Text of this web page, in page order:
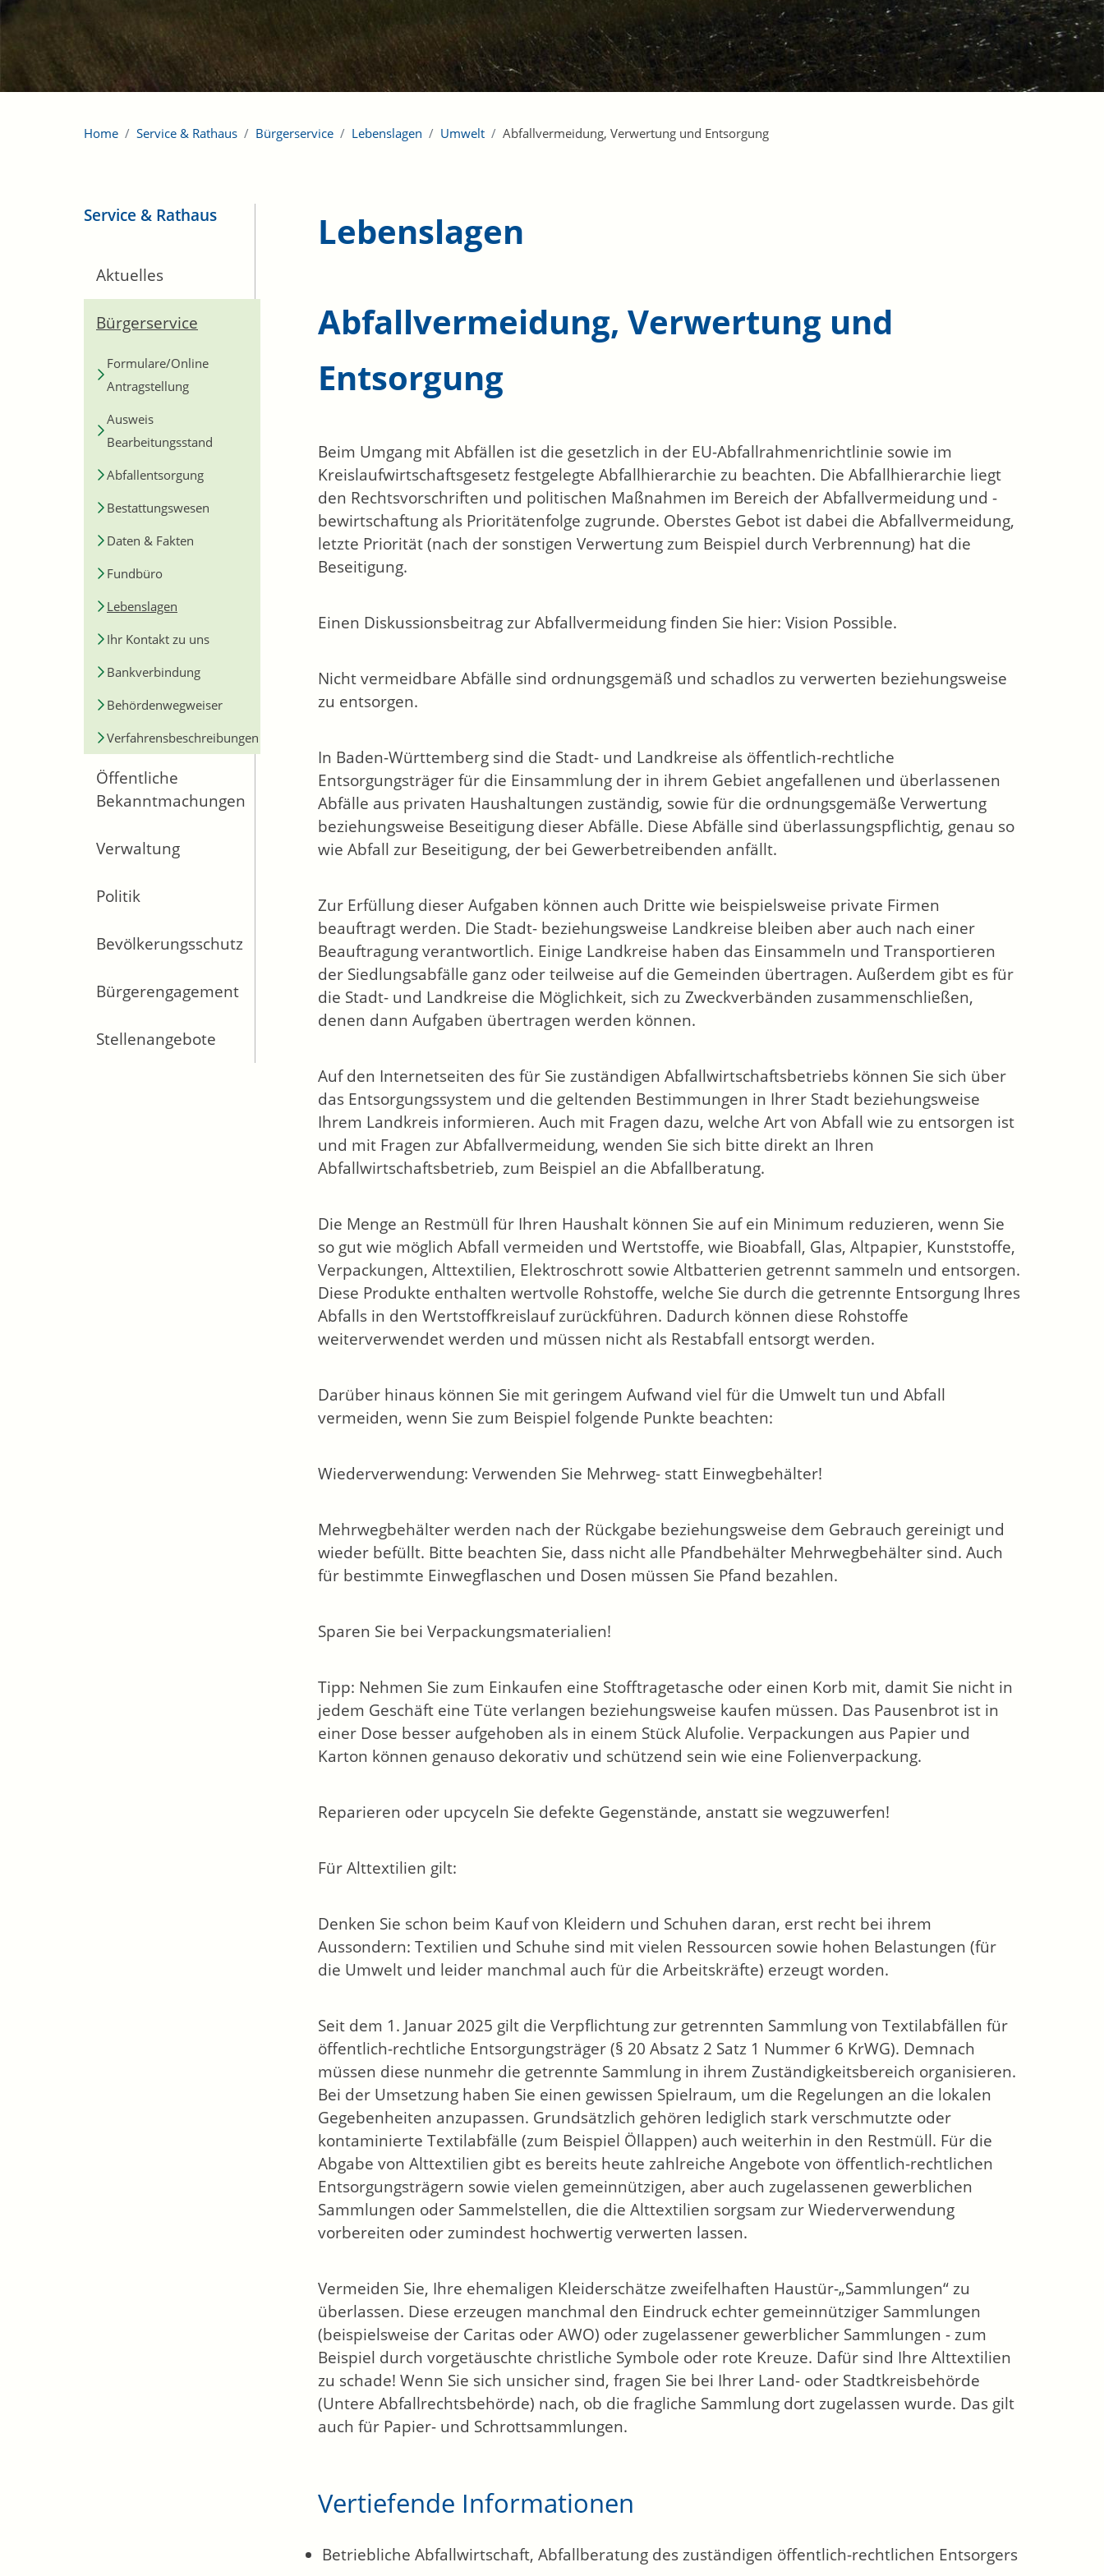
Home Service & Rathaus Bürgerservice Lebenslagen Umwelt Abfallvermeidung, Verwertung und Entsorgung
Service & Rathaus
Aktuelles
Bürgerservice
Formulare/Online
Antragstellung
Ausweis
Bearbeitungsstand
Abfallentsorgung
Bestattungswesen
Daten & Fakten
Fundbüro
Lebenslagen
Ihr Kontakt zu uns
Bankverbindung
Behördenwegweiser
Verfahrensbeschreibungen
Öffentliche
Bekanntmachungen
Verwaltung
Politik
Bevölkerungsschutz
Bürgerengagement
Stellenangebote
Lebenslagen
Abfallvermeidung, Verwertung und
Entsorgung
Beim Umgang mit Abfällen ist die gesetzlich in der EU-Abfallrahmenrichtlinie sowie im
Kreislaufwirtschaftsgesetz festgelegte Abfallhierarchie zu beachten. Die Abfallhierarchie liegt
den Rechtsvorschriften und politischen Maßnahmen im Bereich der Abfallvermeidung und -
bewirtschaftung als Prioritätenfolge zugrunde. Oberstes Gebot ist dabei die Abfallvermeidung,
letzte Priorität (nach der sonstigen Verwertung zum Beispiel durch Verbrennung) hat die
Beseitigung.
Einen Diskussionsbeitrag zur Abfallvermeidung finden Sie hier: Vision Possible.
Nicht vermeidbare Abfälle sind ordnungsgemäß und schadlos zu verwerten beziehungsweise
zu entsorgen.
In Baden-Württemberg sind die Stadt- und Landkreise als öffentlich-rechtliche
Entsorgungsträger für die Einsammlung der in ihrem Gebiet angefallenen und überlassenen
Abfälle aus privaten Haushaltungen zuständig, sowie für die ordnungsgemäße Verwertung
beziehungsweise Beseitigung dieser Abfälle. Diese Abfälle sind überlassungspflichtig, genau so
wie Abfall zur Beseitigung, der bei Gewerbetreibenden anfällt.
Zur Erfüllung dieser Aufgaben können auch Dritte wie beispielsweise private Firmen
beauftragt werden. Die Stadt- beziehungsweise Landkreise bleiben aber auch nach einer
Beauftragung verantwortlich. Einige Land­kreise haben das Einsammeln und Transportieren
der Siedlungsabfälle ganz oder teilweise auf die Gemeinden übertragen. Außerdem gibt es für
die Stadt- und Landkreise die Möglichkeit, sich zu Zweckverbänden zusammenschließen,
denen dann Aufgaben übertragen werden können.
Auf den Internetseiten des für Sie zuständigen Abfallwirtschaftsbetriebs können Sie sich über
das Entsorgungssystem und die geltenden Bestimmungen in Ihrer Stadt beziehungsweise
Ihrem Landkreis informieren. Auch mit Fragen dazu, welche Art von Abfall wie zu entsorgen ist
und mit Fragen zur Abfallvermeidung, wenden Sie sich bitte direkt an Ihren
Abfallwirtschaftsbetrieb, zum Beispiel an die Abfallberatung.
Die Menge an Restmüll für Ihren Haushalt können Sie auf ein Minimum reduzieren, wenn Sie
so gut wie möglich Abfall vermeiden und Wertstoffe, wie Bioabfall, Glas, Altpapier, Kunststoffe,
Verpackungen, Alttextilien, Elektroschrott sowie Altbatterien getrennt sammeln und entsorgen.
Diese Produkte enthalten wertvolle Rohstoffe, welche Sie durch die getrennte Entsorgung Ihres
Abfalls in den Wertstoffkreislauf zurückführen. Dadurch können diese Rohstoffe
weiterverwendet werden und müssen nicht als Restabfall entsorgt werden.
Darüber hinaus können Sie mit geringem Aufwand viel für die Umwelt tun und Abfall
vermeiden, wenn Sie zum Beispiel folgende Punkte beachten:
Wiederverwendung: Verwenden Sie Mehrweg- statt Einwegbehälter!
Mehrwegbehälter werden nach der Rückgabe beziehungsweise dem Gebrauch gereinigt und
wieder befüllt. Bitte beachten Sie, dass nicht alle Pfandbehälter Mehrwegbehälter sind. Auch
für bestimmte Einwegflaschen und Dosen müssen Sie Pfand bezahlen.
Sparen Sie bei Verpackungsmaterialien!
Tipp: Nehmen Sie zum Einkaufen eine Stofftragetasche oder einen Korb mit, damit Sie nicht in
jedem Geschäft eine Tüte verlangen beziehungsweise kaufen müssen. Das Pausenbrot ist in
einer Dose besser aufgehoben als in einem Stück Alufolie. Verpackungen aus Papier und
Karton können genauso dekorativ und schützend sein wie eine Folienverpackung.
Reparieren oder upcyceln Sie defekte Gegenstände, anstatt sie wegzuwerfen!
Für Alttextilien gilt:
Denken Sie schon beim Kauf von Kleidern und Schuhen daran, erst recht bei ihrem
Aussondern: Textilien und Schuhe sind mit vielen Ressourcen sowie hohen Belastungen (für
die Umwelt und leider manchmal auch für die Arbeitskräfte) erzeugt worden.
Seit dem 1. Januar 2025 gilt die Verpflichtung zur getrennten Sammlung von Textilabfällen für
öffentlich-rechtliche Entsorgungsträger (§ 20 Absatz 2 Satz 1 Nummer 6 KrWG). Demnach
müssen diese nunmehr die getrennte Sammlung in ihrem Zuständigkeitsbereich organisieren.
Bei der Umsetzung haben Sie einen gewissen Spielraum, um die Regelungen an die lokalen
Gegebenheiten anzupassen. Grundsätzlich gehören lediglich stark verschmutzte oder
kontaminierte Textilabfälle (zum Beispiel Öllappen) auch weiterhin in den Restmüll. Für die
Abgabe von Alttextilien gibt es bereits heute zahlreiche Angebote von öffentlich-rechtlichen
Entsorgungsträgern sowie vielen gemeinnützigen, aber auch zugelassenen gewerblichen
Sammlungen oder Sammelstellen, die die Alttextilien sorgsam zur Wiederverwendung
vorbereiten oder zumindest hochwertig verwerten lassen.
Vermeiden Sie, Ihre ehemaligen Kleiderschätze zweifelhaften Haustür-„Sammlungen“ zu
überlassen. Diese erzeugen manchmal den Eindruck echter gemeinnütziger Sammlungen
(beispielsweise der Caritas oder AWO) oder zugelassener gewerblicher Sammlungen - zum
Beispiel durch vorgetäuschte christliche Symbole oder rote Kreuze. Dafür sind Ihre Alttextilien
zu schade! Wenn Sie sich unsicher sind, fragen Sie bei Ihrer Land- oder Stadtkreisbehörde
(Untere Abfallrechtsbehörde) nach, ob die fragliche Sammlung dort zugelassen wurde. Das gilt
auch für Papier- und Schrottsammlungen.
Vertiefende Informationen
Betriebliche Abfallwirtschaft, Abfallberatung des zuständigen öffentlich-rechtlichen Entsorgers